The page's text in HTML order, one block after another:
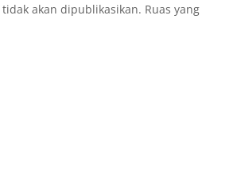
akan dipublikasikan. Ruas yang